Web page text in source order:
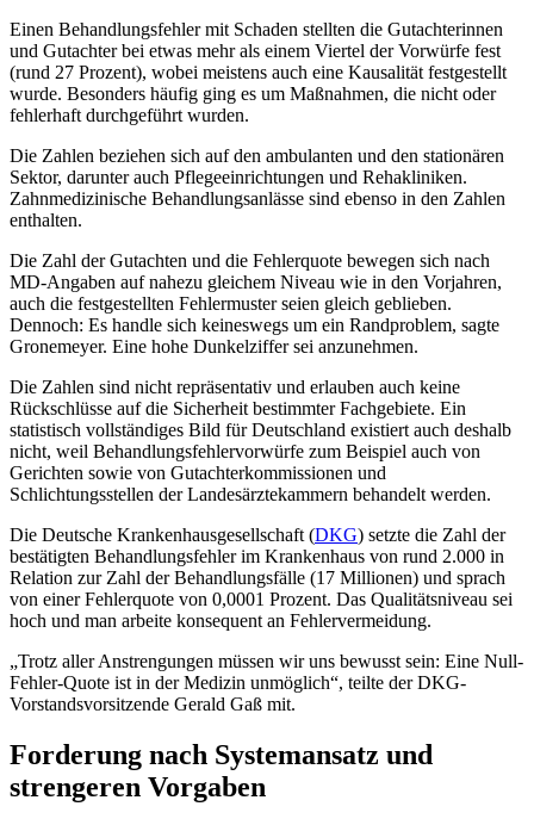
Einen Behandlungsfehler mit Schaden stellten die Gutachterinnen
und Gutachter bei etwas mehr als einem Viertel der Vorwürfe fest
(rund 27 Prozent), wobei meistens auch eine Kausalität festgestellt
wurde. Besonders häufig ging es um Maßnahmen, die nicht oder
fehlerhaft durchgeführt wurden.
Die Zahlen beziehen sich auf den ambulanten und den stationären
Sektor, darunter auch Pflegeeinrichtungen und Rehakliniken.
Zahnmedizinische Behandlungsanlässe sind ebenso in den Zahlen
enthalten.
Die Zahl der Gutachten und die Fehlerquote bewegen sich nach
MD-Angaben auf nahezu gleichem Niveau wie in den Vorjahren,
auch die festgestellten Fehlermuster seien gleich geblieben.
Dennoch: Es handle sich keineswegs um ein Randproblem, sagte
Gronemeyer. Eine hohe Dunkelziffer sei anzunehmen.
Die Zahlen sind nicht repräsentativ und erlauben auch keine
Rückschlüsse auf die Sicherheit bestimmter Fachgebiete. Ein
statistisch vollständiges Bild für Deutschland existiert auch deshalb
nicht, weil Behandlungsfehlervorwürfe zum Beispiel auch von
Gerichten sowie von Gutachterkommissionen und
Schlichtungsstellen der Landesärztekammern behandelt werden.
Die Deutsche Krankenhausgesellschaft (DKG) setzte die Zahl der
bestätigten Behandlungsfehler im Krankenhaus von rund 2.000 in
Relation zur Zahl der Behandlungsfälle (17 Millionen) und sprach
von einer Fehlerquote von 0,0001 Prozent. Das Qualitätsniveau sei
hoch und man arbeite konsequent an Fehlervermeidung.
„Trotz aller Anstrengungen müssen wir uns bewusst sein: Eine Null-
Fehler-Quote ist in der Medizin unmöglich“, teilte der DKG-
Vorstandsvorsitzende Gerald Gaß mit.
Forderung nach Systemansatz und
strengeren Vorgaben